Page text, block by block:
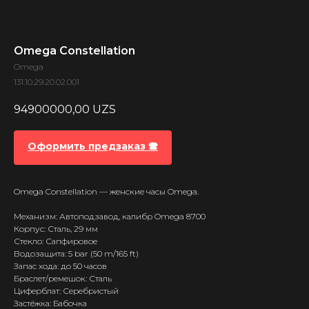
Omega Constellation
Omega
131.10.29.20.02.001
94900000,00 UZS
Оформить предзаказ 🕿
Omega Constellation — женские часы Omega.
Механизм: Автоподзавод, калибр Omega 8700
Корпус: Сталь, 29 мм
Стекло: Сапфировое
Водозащита: 5 bar (50 m/165 ft)
Запас хода: до 50 часов
Браслет/ремешок: Сталь
Циферблат: Серебристый
Застёжка: Бабочка